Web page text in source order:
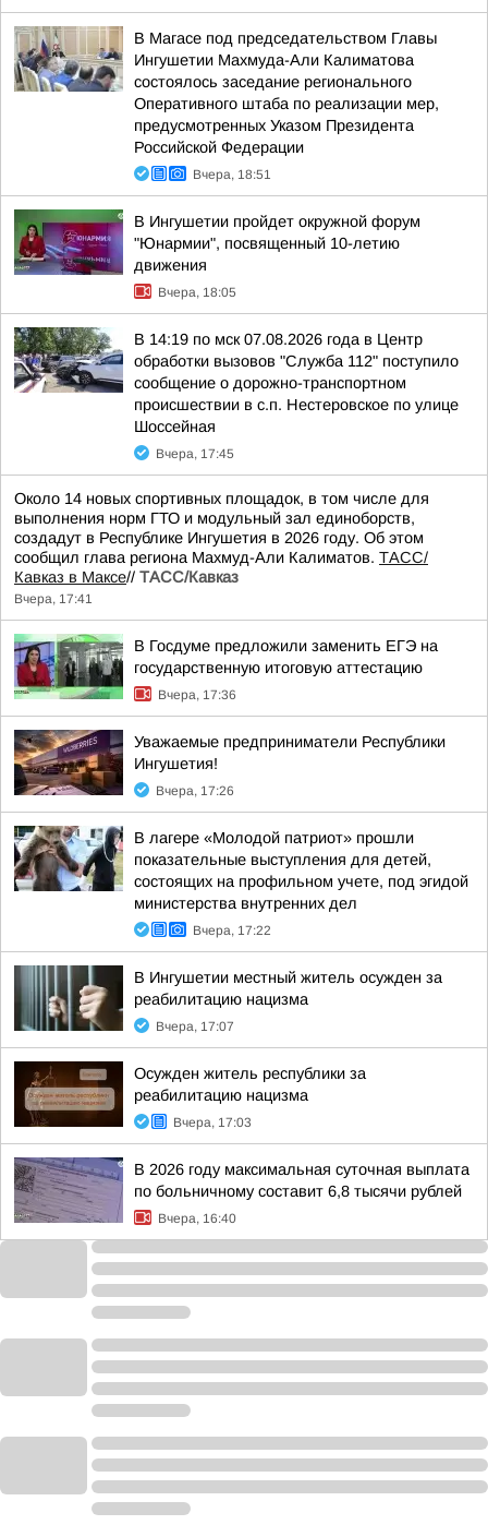
В Магасе под председательством Главы
Ингушетии Махмуда-Али Калиматова
состоялось заседание регионального
Оперативного штаба по реализации мер,
предусмотренных Указом Президента
Российской Федерации
Вчера, 18:51
В Ингушетии пройдет окружной форум
"Юнармии", посвященный 10-летию
движения
Вчера, 18:05
В 14:19 по мск 07.08.2026 года в Центр
обработки вызовов "Служба 112" поступило
сообщение о дорожно-транспортном
происшествии в с.п. Нестеровское по улице
Шоссейная
Вчера, 17:45
Около 14 новых спортивных площадок, в том числе для
выполнения норм ГТО и модульный зал единоборств,
создадут в Республике Ингушетия в 2026 году. Об этом
сообщил глава региона Махмуд-Али Калиматов. ТАСС/
Кавказ в Максе// ТАСС/Кавказ
Вчера, 17:41
В Госдуме предложили заменить ЕГЭ на
государственную итоговую аттестацию
Вчера, 17:36
Уважаемые предприниматели Республики
Ингушетия!
Вчера, 17:26
В лагере «Молодой патриот» прошли
показательные выступления для детей,
состоящих на профильном учете, под эгидой
министерства внутренних дел
Вчера, 17:22
В Ингушетии местный житель осужден за
реабилитацию нацизма
Вчера, 17:07
Осужден житель республики за
реабилитацию нацизма
Вчера, 17:03
В 2026 году максимальная суточная выплата
по больничному составит 6,8 тысячи рублей
Вчера, 16:40